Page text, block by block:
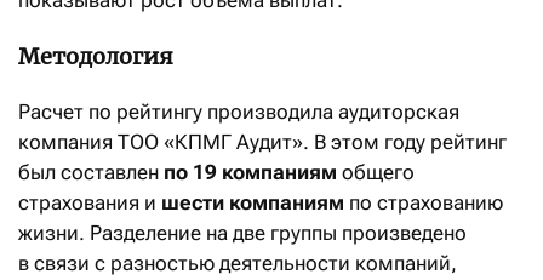
Методология
Расчет по рейтингу производила аудиторская
компания ТОО «КПМГ Аудит». В этом году рейтинг
был составлен по 19 компаниям общего
страхования и шести компаниям по страхованию
жизни. Разделение на две группы произведено
в связи с разностью деятельности компаний,